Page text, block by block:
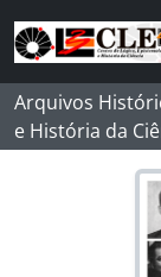
Skip to main
Arquivos
e História da